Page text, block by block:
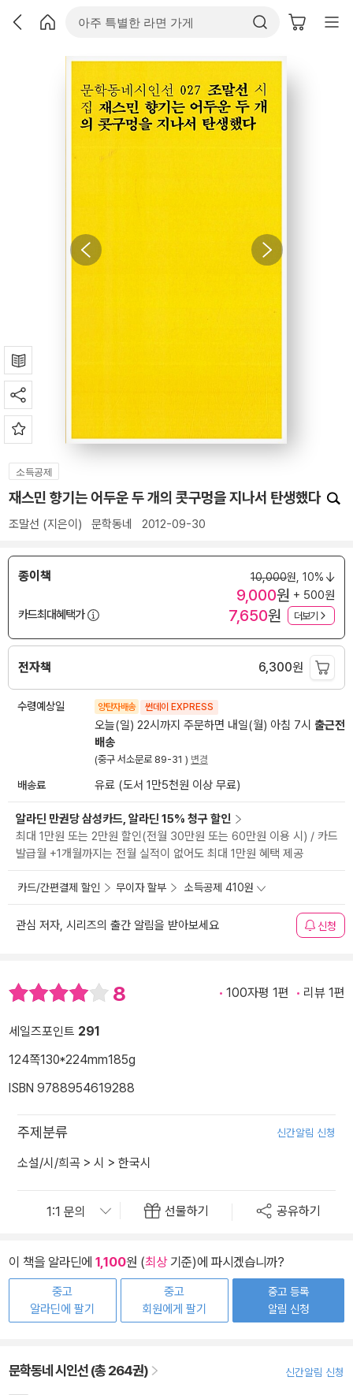
소득공제
재스민 향기는 어두운 두 개의 콧구멍을 지나서 탄생했다
조말선 (지은이) 문학동네 2012-09-30
종이책 10,000원, 10%
9,000원 + 500원
카드최대혜택가
7,650원 더보기
전자책 6,300원
수령예상일 양탄자배송 썬데이 EXPRESS
오늘(일) 22시까지 주문하면 내일(월) 아침 7시 출근전
배송
(중구 서소문로 89-31 ) 변경
배송료 유료 (도서 1만5천원 이상 무료)
알라딘 만권당 삼성카드, 알라딘 15% 청구 할인
최대 1만원 또는 2만원 할인(전월 30만원 또는 60만원 이용 시) / 카드
발급월 +1개월까지는 전월 실적이 없어도 최대 1만원 혜택 제공
카드/간편결제 할인 무이자 할부 소득공제 410원
관심 저자, 시리즈의 출간 알림을 받아보세요 신청
8 100자평 1편 리뷰 1편
세일즈포인트 291
124쪽130*224mm185g
ISBN 9788954619288
주제분류 신간알림 신청
소설/시/희곡 > 시 > 한국시
선물하기 공유하기
이 책을 알라딘에 1,100원 (최상기준)에 파시겠습니까?
중고
알라딘에 팔기
중고
회원에게 팔기
중고 등록
알림 신청
문학동네 시인선 (총 264권) 신간알림 신청